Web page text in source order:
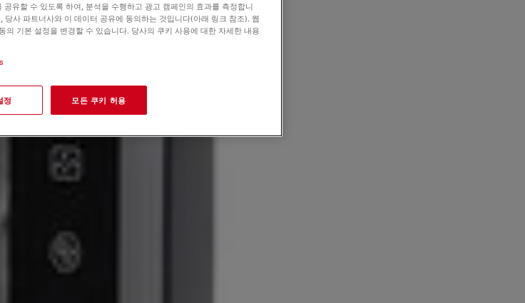
유할 수 있도록 하여, 분석을 수행하고 광고 캠페인의 효과를 측정합니
사 파트너사와 이 데이터 공유에 동의하는 것입니다(아래 링크 참조). 웹
기본 설정을 변경할 수 있습니다. 당사의 쿠키 사용에 대한 자세한 내용
정 모든 쿠키 허용